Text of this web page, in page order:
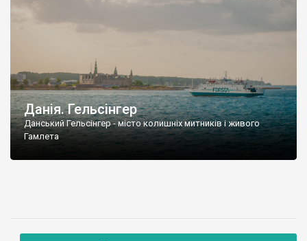
Данія. Гельсінгер
Данський Гельсінгер - місто колишніх митників і живого
Гамлета